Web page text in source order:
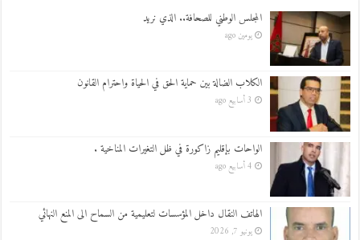
المجلس الوطني للصحافة.. الذي نريد
يومين ago
الكلاب الضالة بين حماية الحق في الحياة واحترام القانون
3 أسابيع ago
الواحات بإقليم زاكورة في ظل التغيرات المناخية .
4 أسابيع ago
الهاتف النقال داخل المؤسسات لتعليمية من السماح الى المنع النهائي
يونيو 7, 2026